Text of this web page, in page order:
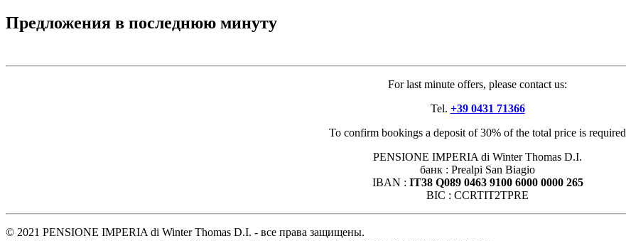
Предложения в последнюю минуту
For last minute offers, please contact us:
Tel. +39 0431 71366
To confirm bookings a deposit of 30% of the total price is required
PENSIONE IMPERIA di Winter Thomas D.I.
банк : Prealpi San Biagio
IBAN : IT38 Q089 0463 9100 6000 0000 265
BIC : CCRTIT2TPRE
© 2021 PENSIONE IMPERIA di Winter Thomas D.I. - все права защищены.